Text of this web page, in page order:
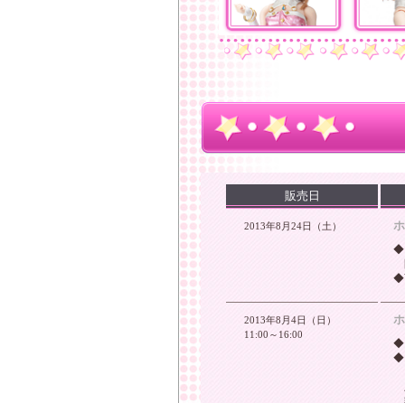
販売日
2013年8月24日（土）
◆
◆
2013年8月4日（日）
11:00～16:00
◆
◆